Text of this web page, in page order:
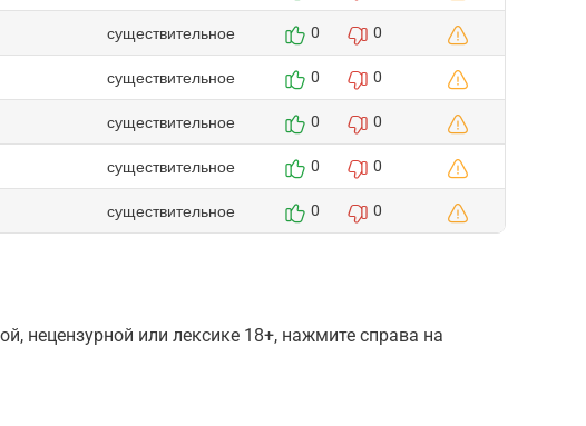
существительное 0 0
существительное 0 0
существительное 0 0
существительное 0 0
существительное 0 0
нецензурной или лексике 18+, нажмите справа на